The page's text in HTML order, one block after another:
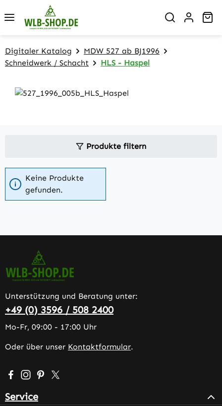
Zum Hauptinhalt springen
Digitaler Katalog
MDW 527 ab BJ1996
Schneidwerk / Schacht
HLS - Haspel
Produkte filtern
Keine Produkte
gefunden.
Unterstützung und Beratung unter:
+49 (0) 3596 / 508 2400
Mo-Fr, 09:00 - 17:00 Uhr
Oder über unser Kontaktformular.
Besuche uns auf Facebook – öffnet in neuem Tab
Schau auf Instagram vorbei – öffnet in neuem Tab
Lass dich auf Pinterest inspirieren – öffnet in
Folge uns auf X – öffnet in neuem Tab
Service